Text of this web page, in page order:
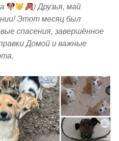
) Друзья, май
Этот месяц был
спасения, завершённое
Домой и важные